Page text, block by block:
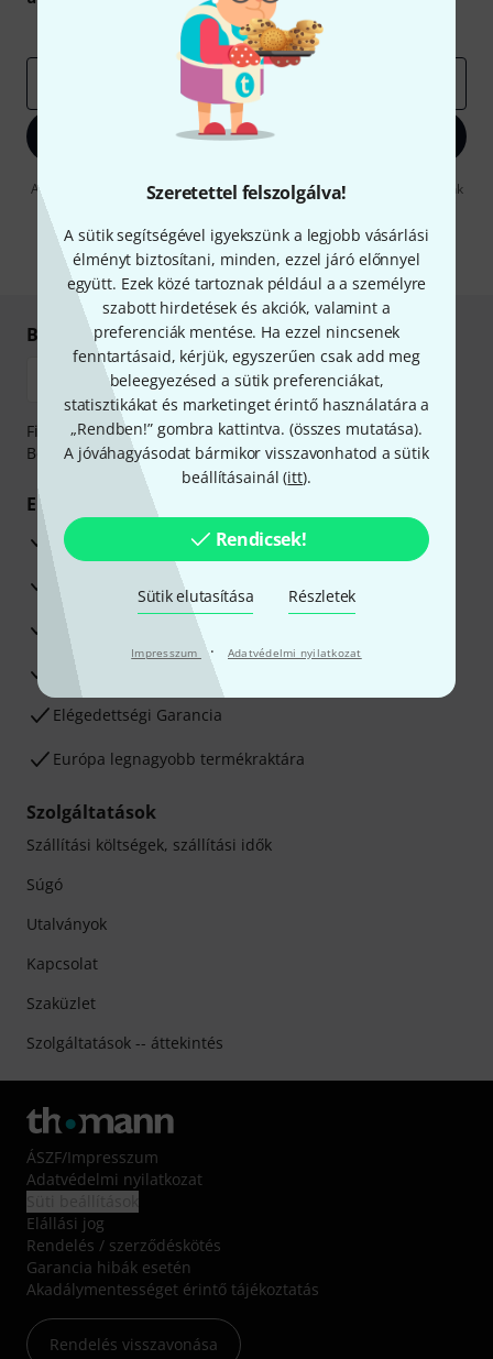
Szeretettel felszolgálva!
A sütik segítségével igyekszünk a legjobb vásárlási
élményt biztosítani, minden, ezzel járó előnnyel
együtt. Ezek közé tartoznak például a a személyre
szabott hirdetések és akciók, valamint a
preferenciák mentése. Ha ezzel nincsenek
fenntartásaid, kérjük, egyszerűen csak add meg
beleegyezésed a sütik preferenciákat,
statisztikákat és marketinget érintő használatára a
„Rendben!” gombra kattintva. (összes mutatása).
A jóváhagyásodat bármikor visszavonhatod a sütik
beállításainál (itt).
Rendicsek!
Sütik elutasítása Részletek
Impresszum · Adatvédelmi nyilatkozat
Inspiráló gondolatok
Akciók
Bejelentkezés
A "Bejelentkezés" gombra kattintva elfogadja, hogy e-mailben küldjünk
önnek hirdetéseket. Bármikor leiratkozhat erről. A hírlevélről további
* Kitöltés kötelező
Biztonságos vásárlás és fizetés
Fizessen biztonságosan, titkosítással: Banki átutalás vagy
Betéti- vagy hitelkártya segítségével
Előnyök
3 éves Thomann-garancia
30 napos pénzvisszafizetési garancia
Hozzáértők szaktanácsadása
Elégedettségi Garancia
Európa legnagyobb termékraktára
Szolgáltatások
Szállítási költségek, szállítási idők
Súgó
Utalványok
Kapcsolat
Szaküzlet
Szolgáltatások -- áttekintés
ÁSZF/Impresszum
Adatvédelmi nyilatkozat
Elállási jog
Rendelés / szerződéskötés
Garancia hibák esetén
Akadálymentességet érintő tájékoztatás
Rendelés visszavonása